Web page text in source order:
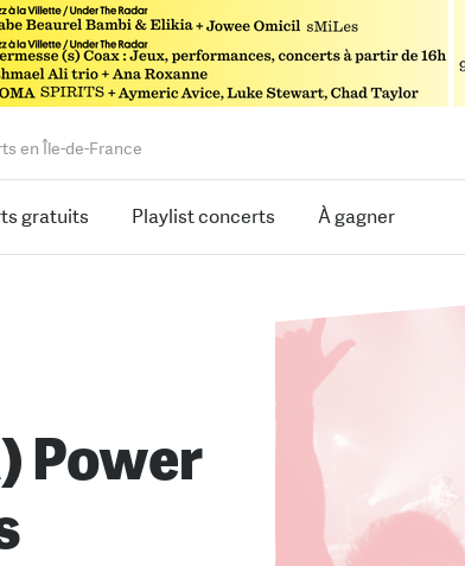
en Île-de-France
gratuits Playlist concerts À gagner
Power